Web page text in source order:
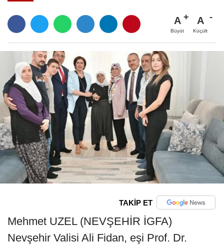
A
Büyüt
A
Küçült
TAKİP ET
Mehmet UZEL (NEVŞEHİR İGFA)
Nevşehir Valisi Ali Fidan, eşi Prof. Dr.